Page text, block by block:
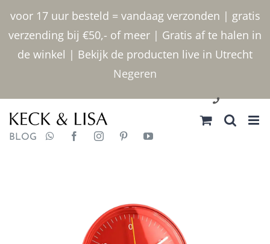
voor 17 uur besteld = vandaag verzonden | gratis
verzending bij €50,- of meer | Gratis af te halen in
de winkel | Bekijk de producten live in Utrecht
Negeren
inhoud
030 2400000
BLOG